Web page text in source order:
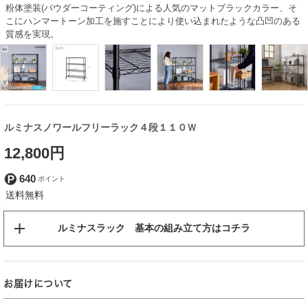
粉体塗装(パウダーコーティング)による人気のマットブラックカラー、そ
こにハンマートーン加工を施すことにより使い込まれたような凸凹のある
質感を実現。
ルミナスノワールフリーラック４段１１０Ｗ
12,800円
640
ルミナスラック 基本の組み立て方はコチラ